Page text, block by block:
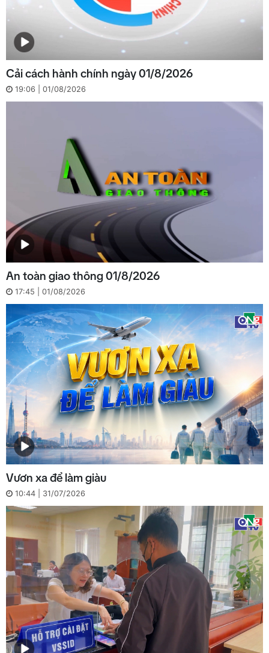
Cải cách hành chính ngày 01/8/2026
19:06 | 01/08/2026
An toàn giao thông 01/8/2026
17:45 | 01/08/2026
Vươn xa để làm giàu
10:44 | 31/07/2026